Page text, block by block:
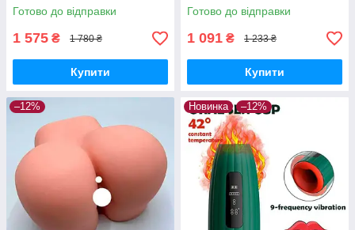
Готово до відправки
1 575 ₴ 1 780 ₴
Купити
Готово до відправки
1 091 ₴ 1 233 ₴
Купити
–12% Новинка –12%